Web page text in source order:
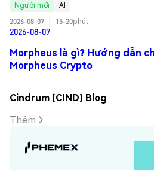
Người mới
AI
2026-08-07
15-20phút
2026-08-07
Morpheus là gì? Hướng dẫn
Morpheus Crypto
Cindrum (CIND) Blog
Thêm